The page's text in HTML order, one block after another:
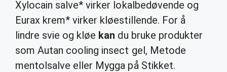
Xylocain salve* virker lokalbedøvende og
Eurax krem* virker kløestillende. For å
lindre svie og kløe kan du bruke produkter
som Autan cooling insect gel, Metode
mentolsalve eller Mygga på Stikket.